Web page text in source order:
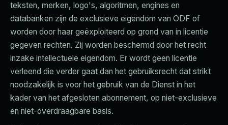
teksten, merken, logo's, algoritmen, engines en
databanken zijn de exclusieve eigendom van ODF of
worden door haar geëxploiteerd op grond van in licentie
gegeven rechten. Zij worden beschermd door het recht
inzake intellectuele eigendom. Er wordt geen licentie
verleend die verder gaat dan het gebruiksrecht dat strikt
noodzakelijk is voor het gebruik van de Dienst in het
kader van het afgesloten abonnement, op niet-exclusieve
en niet-overdraagbare basis.